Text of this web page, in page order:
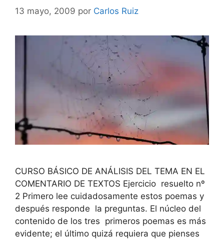
13 mayo, 2009 por Carlos Ruiz
CURSO BÁSICO DE ANÁLISIS DEL TEMA EN EL
COMENTARIO DE TEXTOS Ejercicio resuelto nº
2 Primero lee cuidadosamente estos poemas y
después responde la preguntas. El núcleo del
contenido de los tres primeros poemas es más
evidente; el último quizá requiera que pienses